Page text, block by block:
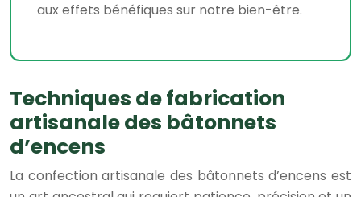
aux effets bénéfiques sur notre bien-être.
Techniques de fabrication
artisanale des bâtonnets
d’encens
La confection artisanale des bâtonnets d’encens est